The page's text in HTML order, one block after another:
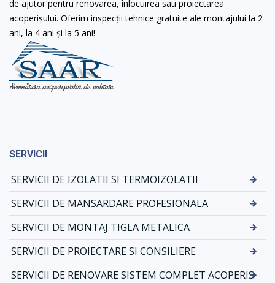
de ajutor pentru renovarea, înlocuirea sau proiectarea
acoperișului. Oferim inspecții tehnice gratuite ale montajului la 2
ani, la 4 ani și la 5 ani!
SERVICII
SERVICII DE IZOLATII SI TERMOIZOLATII
SERVICII DE MANSARDARE PROFESIONALA
SERVICII DE MONTAJ TIGLA METALICA
SERVICII DE PROIECTARE SI CONSILIERE
SERVICII DE RENOVARE SISTEM COMPLET ACOPERIS